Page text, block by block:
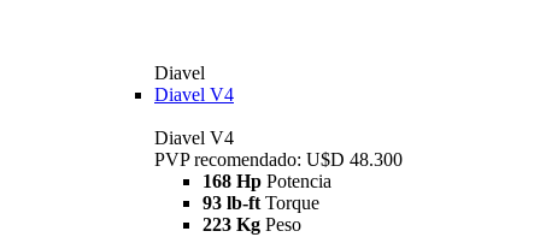
Diavel
Diavel V4
Diavel V4
PVP recomendado: U$D 48.300
168 Hp Potencia
93 lb-ft Torque
223 Kg Peso